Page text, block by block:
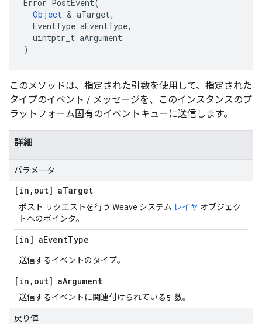
Error PostEvent(
Object & aTarget,
  EventType aEventType,
  uintptr_t aArgument
)
このメソッドは、指定された引数を使用して、指定された
タイプのイベント / メッセージを、このインスタンスのプ
ラットフォーム固有のイベントキューに送信します。
詳細
パラメータ
[in , out] aTarget
ポスト リクエストを行う Weave システム レイヤ オブジェク
トへのポインタ。
[in] aEventType
送信するイベントのタイプ。
[in , out] aArgument
送信するイベントに関連付けられている引数。
戻り値